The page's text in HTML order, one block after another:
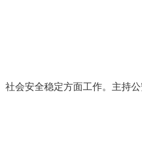
社会安全稳定方面工作。主持